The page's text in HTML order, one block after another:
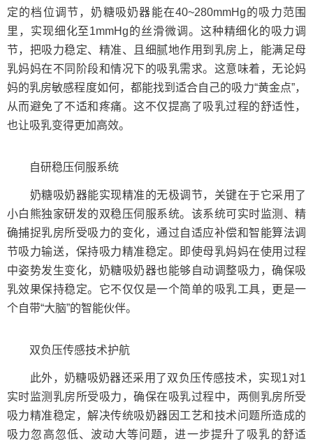
定的档位调节，奶糖吸奶器能在40~280mmHg的吸力范围
里，实现细化至1mmHg的丝滑微调。这种精细化的吸力调
节，把吸力稳定、精准、且细腻地作用到乳房上，能满足母
乳妈妈在不同阶段和情况下的吸乳需求。这意味着，无论妈
妈的乳房敏感程度如何，都能找到适合自己的吸力“黄金点”，
从而避免了不适和疼痛。这不仅提高了吸乳过程的舒适性，
也让吸乳变得更加高效。
自研稳压伺服系统
奶糖吸奶器能实现精准的无极调节，关键在于它采用了
小白熊独家研发的双稳压伺服系统。该系统可实时监测、精
确捕捉乳房所受吸力的变化，通过自适应补偿和智能算法调
节吸力输送，保持吸力精准稳定。即使母乳妈妈在使用过程
中姿势发生变化，奶糖吸奶器也能够自动调整吸力，确保吸
乳效果保持稳定。它不仅仅是一个简单的吸乳工具，更是一
个自带“大脑”的智能伙伴。
双负压传感技术护航
此外，奶糖吸奶器还采用了双负压传感技术，实现1对1
实时监测乳房所受吸力，确保在吸乳过程中，两侧乳房所受
吸力精准稳定，解决传统吸奶器因工艺和技术问题所造成的
吸力忽高忽低、波动大等问题，进一步提升了吸乳的舒适